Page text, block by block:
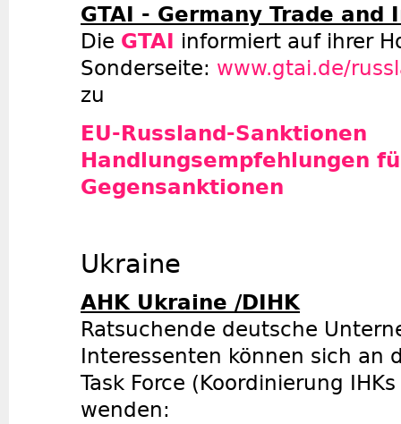
GTAI - Germany Trade and
Die GTAI informiert auf ihrer
Sonderseite: www.gtai.de/
zu
EU-Russland-Sanktionen
Handlungsempfehlungen
Gegensanktionen
Ukraine
AHK Ukraine /DIHK
Ratsuchende deutsche
Interessenten können sich an
Task Force (Koordinierung
wenden: